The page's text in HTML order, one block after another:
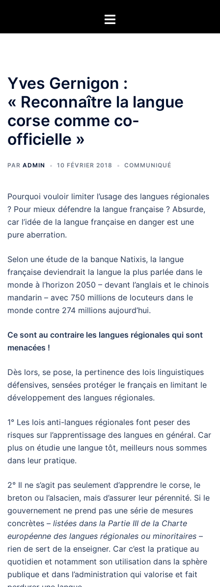
contenu
Ouvrir/fermer
Yves Gernigon :
« Reconnaître la langue
corse comme co-
officielle »
PAR ADMIN 10 FÉVRIER 2018 COMMUNIQUÉ
Pourquoi vouloir limiter l’usage des langues régionales
? Pour mieux défendre la langue française ? Absurde,
car l’idée de la langue française en danger est une
pure aberration.
Selon une étude de la banque Natixis, la langue
française deviendrait la langue la plus parlée dans le
monde à l’horizon 2050 – devant l’anglais et le chinois
mandarin – avec 750 millions de locuteurs dans le
monde contre 274 millions aujourd’hui.
Ce sont au contraire les langues régionales qui sont
menacées !
Dès lors, se pose, la pertinence des lois linguistiques
défensives, sensées protéger le français en limitant le
développement des langues régionales.
1° Les lois anti-langues régionales font peser des
risques sur l’apprentissage des langues en général. Car
plus on étudie une langue tôt, meilleurs nous sommes
dans leur pratique.
2° Il ne s’agit pas seulement d’apprendre le corse, le
breton ou l’alsacien, mais d’assurer leur pérennité. Si le
gouvernement ne prend pas une série de mesures
concrètes – listées dans la Partie III de la Charte
européenne des langues régionales ou minoritaires –
rien de sert de la enseigner. Car c’est la pratique au
quotidien et notamment son utilisation dans la sphère
publique et dans l’administration qui valorise et fait